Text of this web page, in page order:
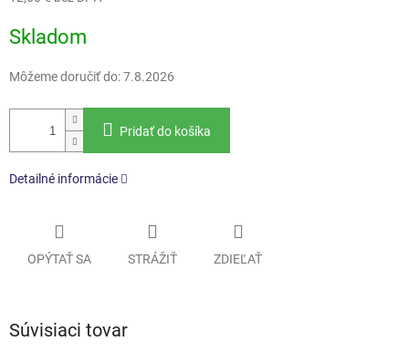
cena:
Skladom
Môžeme doručiť do:7.8.2026
Pridať do košíka
Detailné informácie
OPÝTAŤ SA STRÁŽIŤ ZDIEĽAŤ
Súvisiaci tovar